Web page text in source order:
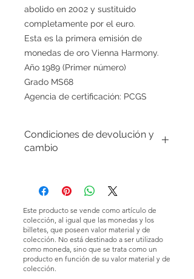
abolido en 2002 y sustituido
completamente por el euro.
Esta es la primera emisión de
monedas de oro Vienna Harmony.
Año 1989 (Primer número)
Grado MS68
Agencia de certificación: PCGS
Condiciones de devolución y
cambio
nos esforzamos por ofrecer productos
la satisfacción del cliente. Debido a la
naturaleza de los productos que
vendemos, en principio no aceptamos
devoluciones por comodidad del
cliente.
Este producto se vende como artículo de
colección, al igual que las monedas y los
billetes, que poseen valor material y de
colección. No está destinado a ser utilizado
como moneda, sino que se trata como un
producto en función de su valor material y de
colección.